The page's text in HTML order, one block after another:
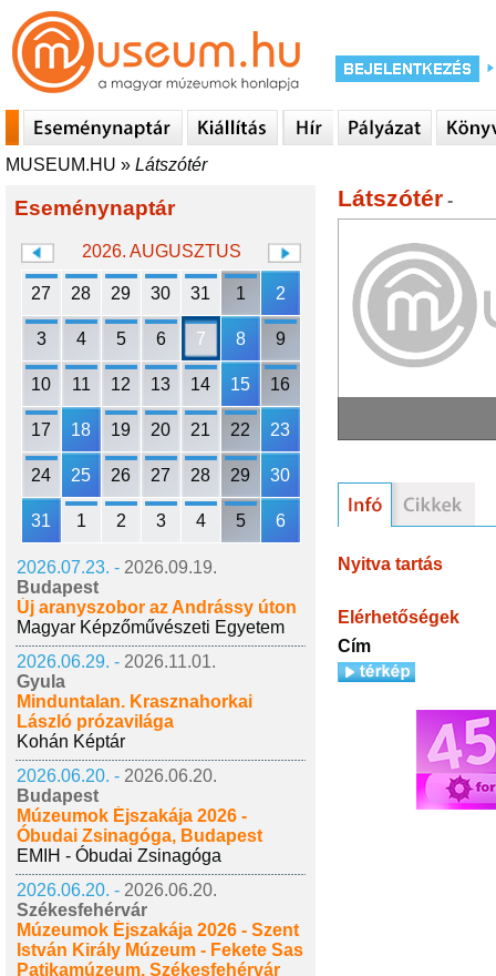
MUSEUM.HU » Látszótér
Eseménynaptár
2026. AUGUSZTUS
27 28 29 30 31 1 2
3 4 5 6 7 8 9
10 11 12 13 14 15 16
17 18 19 20 21 22 23
24 25 26 27 28 29 30
31 1 2 3 4 5 6
2026.07.23. - 2026.09.19.
Budapest
Új aranyszobor az Andrássy úton
Magyar Képzőművészeti Egyetem
2026.06.29. - 2026.11.01.
Gyula
Minduntalan. Krasznahorkai
László prózavilága
Kohán Képtár
2026.06.20. - 2026.06.20.
Budapest
Múzeumok Éjszakája 2026 -
Óbudai Zsinagóga, Budapest
EMIH - Óbudai Zsinagóga
2026.06.20. - 2026.06.20.
Székesfehérvár
Múzeumok Éjszakája 2026 - Szent
István Király Múzeum - Fekete Sas
Patikamúzeum, Székesfehérvár
Látszótér -
Nyitva tartás
Elérhetőségek
Cím